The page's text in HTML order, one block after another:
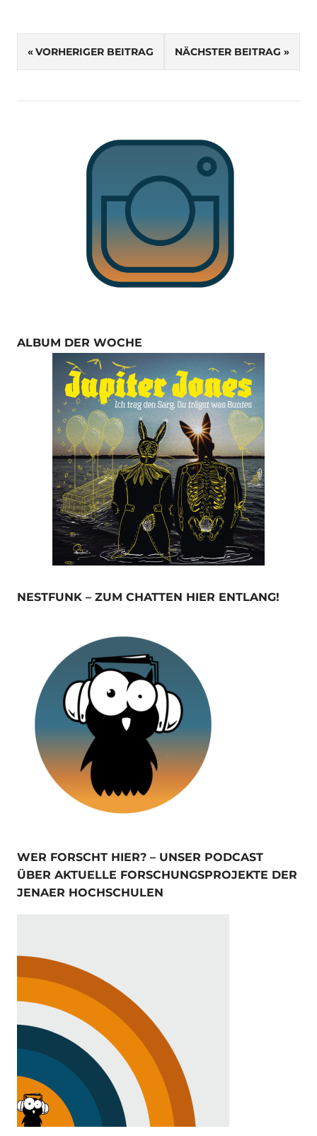
Beitragsnavigation
VORHERIGER BEITRAG NÄCHSTER BEITRAG
ALBUM DER WOCHE
NESTFUNK – ZUM CHATTEN HIER ENTLANG!
WER FORSCHT HIER? – UNSER PODCAST
ÜBER AKTUELLE FORSCHUNGSPROJEKTE DER
JENAER HOCHSCHULEN